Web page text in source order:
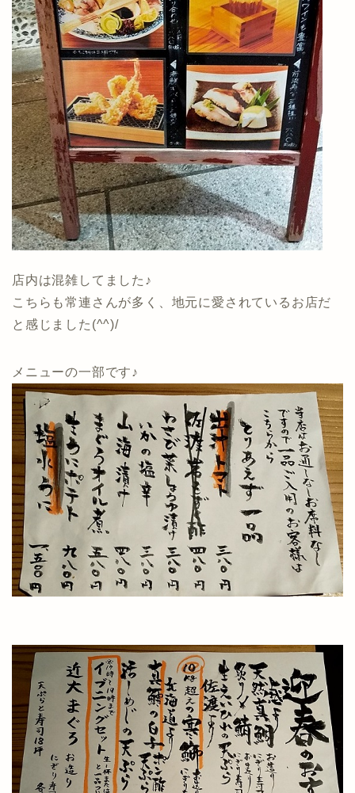
店内は混雑してました♪
こちらも常連さんが多く、地元に愛されているお店だ
と感じました(^^)/
メニューの一部です♪